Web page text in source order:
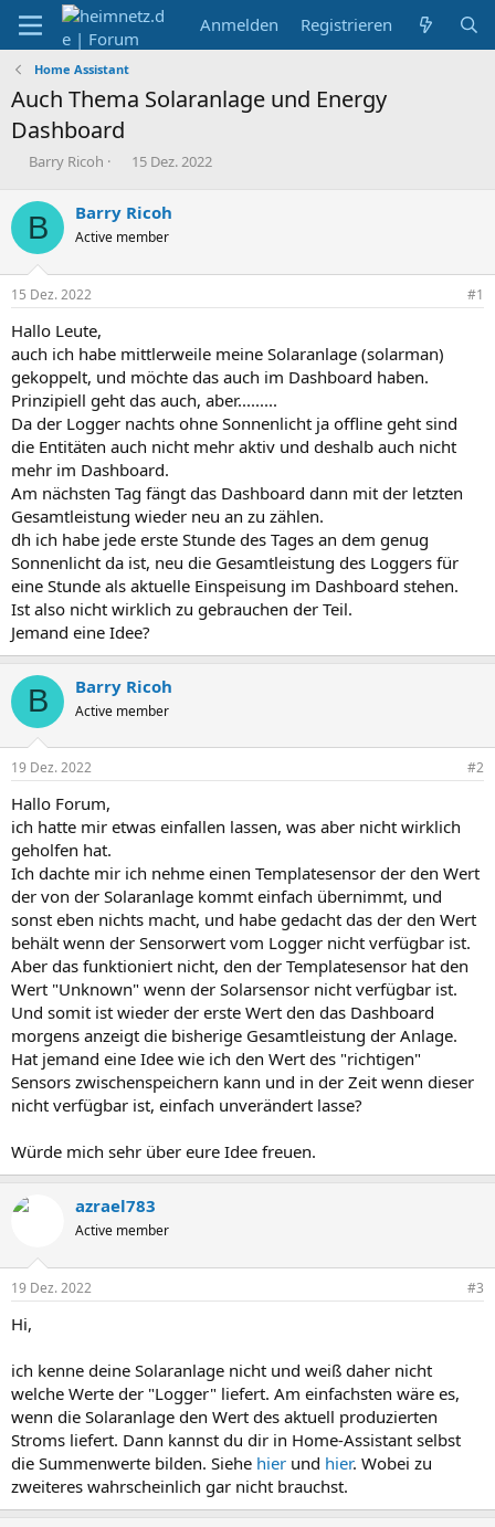
Anmelden Registrieren
Home Assistant
Auch Thema Solaranlage und Energy
Dashboard
E
s
t
e
l
l
e
Barry Ricoh
E
t
e
l
15 Dez. 2022
B Barry Ricoh
Active member
15 Dez. 2022 #1
Hallo Leute,
auch ich habe mittlerweile meine Solaranlage (solarman)
gekoppelt, und möchte das auch im Dashboard haben.
Prinzipiell geht das auch, aber.........
Da der Logger nachts ohne Sonnenlicht ja offline geht sind
die Entitäten auch nicht mehr aktiv und deshalb auch nicht
mehr im Dashboard.
Am nächsten Tag fängt das Dashboard dann mit der letzten
Gesamtleistung wieder neu an zu zählen.
dh ich habe jede erste Stunde des Tages an dem genug
Sonnenlicht da ist, neu die Gesamtleistung des Loggers für
eine Stunde als aktuelle Einspeisung im Dashboard stehen.
Ist also nicht wirklich zu gebrauchen der Teil.
Jemand eine Idee?
B Barry Ricoh
Active member
19 Dez. 2022 #2
Hallo Forum,
ich hatte mir etwas einfallen lassen, was aber nicht wirklich
geholfen hat.
Ich dachte mir ich nehme einen Templatesensor der den Wert
der von der Solaranlage kommt einfach übernimmt, und
sonst eben nichts macht, und habe gedacht das der den Wert
behält wenn der Sensorwert vom Logger nicht verfügbar ist.
Aber das funktioniert nicht, den der Templatesensor hat den
Wert "Unknown" wenn der Solarsensor nicht verfügbar ist.
Und somit ist wieder der erste Wert den das Dashboard
morgens anzeigt die bisherige Gesamtleistung der Anlage.
Hat jemand eine Idee wie ich den Wert des "richtigen"
Sensors zwischenspeichern kann und in der Zeit wenn dieser
nicht verfügbar ist, einfach unverändert lasse?
Würde mich sehr über eure Idee freuen.
azrael783
Active member
19 Dez. 2022 #3
Hi,
ich kenne deine Solaranlage nicht und weiß daher nicht
welche Werte der "Logger" liefert. Am einfachsten wäre es,
wenn die Solaranlage den Wert des aktuell produzierten
Stroms liefert. Dann kannst du dir in Home-Assistant selbst
die Summenwerte bilden. Siehe hier und hier. Wobei zu
zweiteres wahrscheinlich gar nicht brauchst.